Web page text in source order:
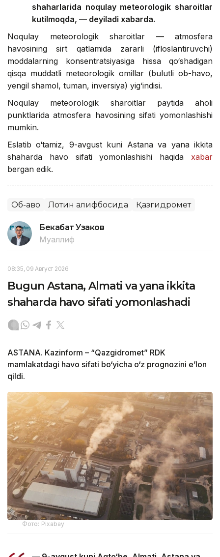
shaharlarida noqulay meteorologik sharoitlar
kutilmoqda, — deyiladi xabarda.
Noqulay meteorologik sharoitlar — atmosfera
havosining sirt qatlamida zararli (ifloslantiruvchi)
moddalarning konsentratsiyasiga hissa qo‘shadigan
qisqa muddatli meteorologik omillar (bulutli ob-havo,
yengil shamol, tuman, inversiya) yig‘indisi.
Noqulay meteorologik sharoitlar paytida aholi
punktlarida atmosfera havosining sifati yomonlashishi
mumkin.
Eslatib o‘tamiz, 9-avgust kuni Astana va yana ikkita
shaharda havo sifati yomonlashishi haqida xabar
bergan edik.
Об-ҳаво Лотин алифбосида Қазгидромет
Бекабат Узаков
Муаллиф
08:35, 09 Август 2026
Bugun Astana, Almati va yana ikkita
shaharda havo sifati yomonlashadi
ASTANA. Kazinform – “Qazgidromet” RDK
mamlakatdagi havo sifati bo‘yicha o‘z prognozini e’lon
qildi.
Фото: Pixabay